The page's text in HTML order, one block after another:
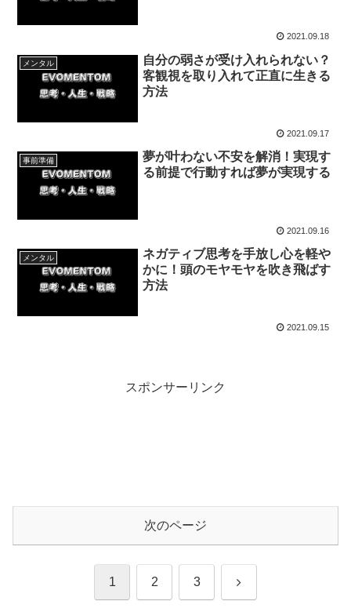
2021.09.18
メンタル
自分の弱さが受け入れられない？
客観視を取り入れて正直に生きる
方法
2021.09.17
事前準備
夢が叶わない不安を解消！実現す
る前提で行動すれば夢が実現する
2021.09.16
メンタル
ネガティブ思考を手放し心を軽や
かに！頭のモヤモヤを吹き飛ばす
方法
2021.09.15
スポンサーリンク
次のページ
1 2 3 次